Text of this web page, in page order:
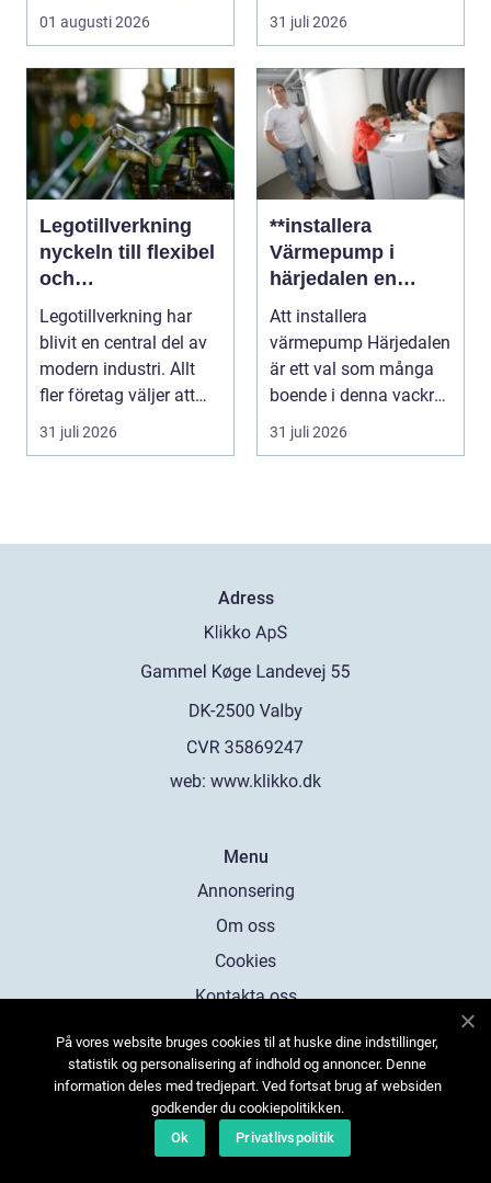
trivsel eller hållbarhe...
01 augusti 2026
smycken, ärvda
föremål el...
31 juli 2026
Legotillverkning
nyckeln till flexibel
och
kostnadseffektiv
produktion
Legotillverkning har
blivit en central del av
modern industri. Allt
fler företag väljer att
lägga ut...
31 juli 2026
**installera
Värmepump i
härjedalen en
hållbar
framtidslösning**
Att installera
värmepump Härjedalen
är ett val som många
boende i denna vackra
del av Sverige gör fö...
31 juli 2026
Adress
web: www.klikko.dk
Menu
Annonsering
Om oss
Cookies
Kontakta oss
Sitemap
På vores website bruges cookies til at huske dine indstillinger,
statistik og personalisering af indhold og annoncer. Denne
information deles med tredjepart. Ved fortsat brug af websiden
godkender du cookiepolitikken.
Ok
Privatlivspolitik